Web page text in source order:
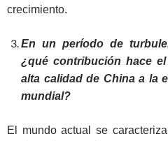
crecimiento.
En un período de
¿qué contribución hace
alta calidad de China a la
mundial?
El mundo actual se